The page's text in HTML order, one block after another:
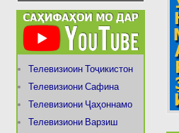
Телевизиоин Тоҷикистон
Телевизиони Сафина
Телевизиони Ҷаҳоннамо
Телевизиони Варзиш